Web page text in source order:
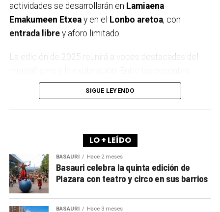
actividades se desarrollarán en Lamiaena
Emakumeen Etxeay en el Lonbo aretoa, con
entrada librey aforo limitado.
La edición de 2025 reunirá a voces destacadas del
estaránIgone Mariezkurrena, el tríoElkarregaz
formado porElixabete, Johanna y Bego— y la
reconocida alpinistaPipi Cardell. Además, el
como ya es tradición en Arrigorriaga.
A lo largo de los últimos años, la Semana de la
Montaña se ha convertido en una cita imprescindible
para los aficionados locales y de toda la comarca.
Más allá de las charlas y proyecciones, el evento
SIGUE LEYENDO
LO + LEÍDO
BASAURI Hace 2 meses
Basauri celebra la quinta edición de
Plazara con teatro y circo en sus barrios
BASAURI Hace 3 meses